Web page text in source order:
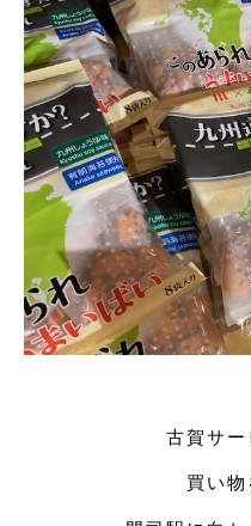
古賀サ
買い物